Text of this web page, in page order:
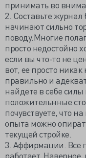
принимать во
2. Составьте
начинают сильно
поводу.Многие
просто недостойно
если вы что-то не
вот, ее просто
правильно и
найдете в себе силы
положительнные
почувствуете, что
опыта можно
текущей стройке.
3. Аффирмации. Все
работает.